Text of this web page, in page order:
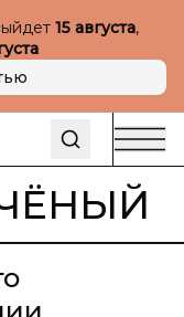
15 августа,